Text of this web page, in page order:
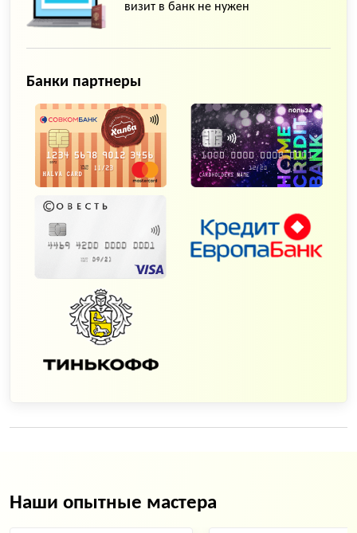
визит в банк не нужен
Банки партнеры
Наши опытные мастера